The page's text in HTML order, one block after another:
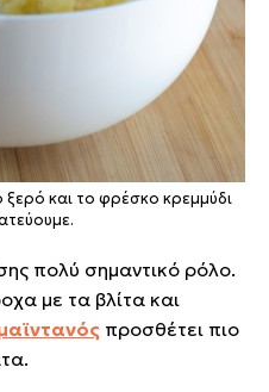
και το φρέσκο κρεμμύδι
πολύ σημαντικό ρόλο.
με τα βλίτα και
προσθέτει πιο